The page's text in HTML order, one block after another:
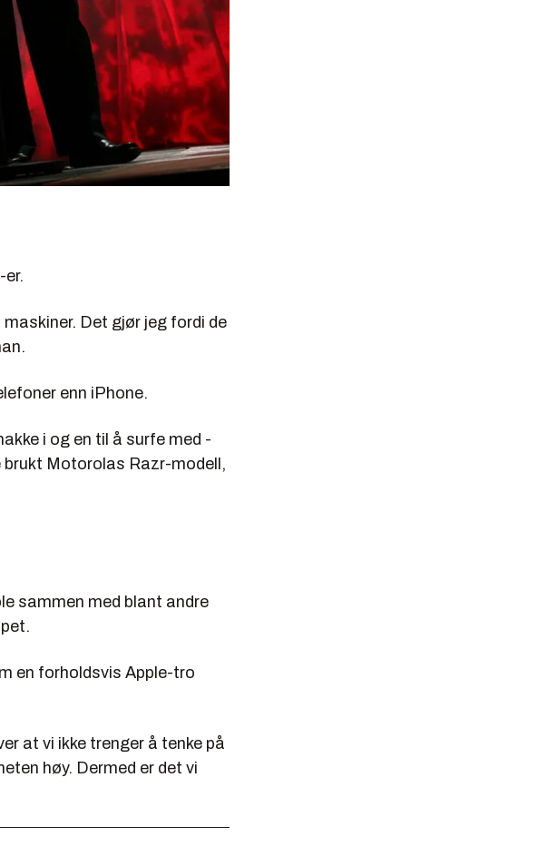
er.
Det gjør jeg fordi de
enn iPhone.
i og en til å surfe med -
brukt Motorolas Razr-modell,
sammen med blant andre
en forholdsvis Apple-tro
at vi ikke trenger å tenke på
høy. Dermed er det vi